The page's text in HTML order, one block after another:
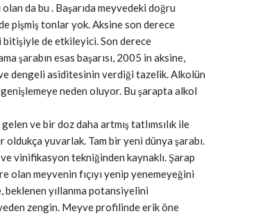
da bu . Başarıda meyvedeki doğru
pişmiş tonlar yok. Aksine son derece
bitişiyle de etkileyici. Son derece
şarabın esas başarısı, 2005 in aksine,
ve dengeli asiditesinin verdiği tazelik. Alkolün
neden oluyor. Bu şarapta alkol
ve bir doz daha artmış tatlımsılık ile
yuvarlak. Tam bir yeni dünya şarabı.
vinifikasyon tekniğinden kaynaklı. Şarap
olan meyvenin fıçıyı yenip yenemeyeğini
beklenen yıllanma potansiyelini
zengin. Meyve profilinde erik öne